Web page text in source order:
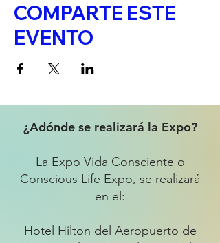
COMPARTE ESTE
EVENTO
¿Adónde se realizará la Expo?
La Expo Vida Consciente o
Conscious Life Expo, se realizará
en el:
Hotel Hilton del Aeropuerto de